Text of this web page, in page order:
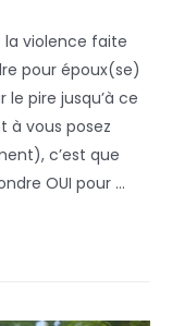
la violence faite
pour époux(se)
pire jusqu’à ce
à vous posez
c’est que
OUI pour …